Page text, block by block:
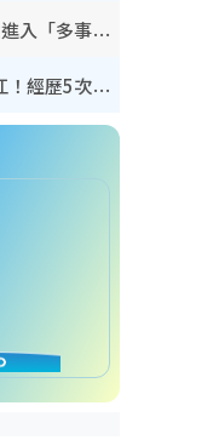
立秋2026｜8月7日立秋進入「多事之秋」 3件事唔做得！專家教6招開運 清枱頭／銀包納氣接好運
颱風白海豚料周日襲浙江！經歷5次「眼牆置換」極罕見 成登陸內地最長途颱風